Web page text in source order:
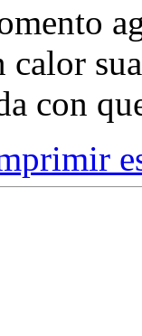
calor
con